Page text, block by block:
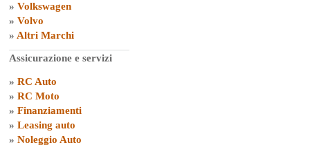
» Volkswagen
» Volvo
» Altri Marchi
Assicurazione e servizi
» RC Auto
» RC Moto
» Finanziamenti
» Leasing auto
» Noleggio Auto